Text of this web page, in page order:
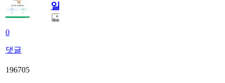
0
댓글
일
196705